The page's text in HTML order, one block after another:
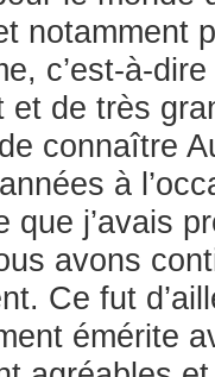
notamment
c’est-à-
et de très
connaître
à
que j’avais
avons
Ce fut
émérite